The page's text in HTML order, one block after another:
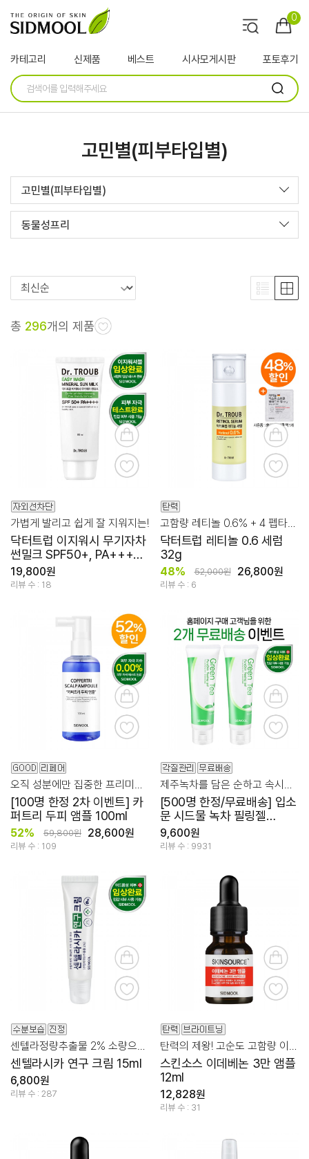
0
카테고리 신제품 베스트 시사모게시판 포토후기
고민별(피부타입별)
고민별(피부타입별)
동물성프리
총 296개의 제품
가볍게 발리고 쉽게 잘 지워지는!
닥터트럽 이지워시 무기자차
썬밀크 SPF50+, PA++++
80ml
19,800원
리뷰 수 : 18
고함량 레티놀 0.6% + 4 펩타이드의 조합!
닥터트럽 레티놀 0.6 세럼
32g
48% 52,000원 26,800원
리뷰 수 : 6
[100명 한정 2차 이벤트] 카
퍼트리 두피 앰플 100ml
52% 59,800원 28,600원
리뷰 수 : 109
[500명 한정/무료배송] 입소
문 시드물 녹차 필링젤
120ml 2개 묶음
9,600원
리뷰 수 : 9931
센텔라시카 연구 크림 15ml
6,800원
리뷰 수 : 287
스킨소스 이데베논 3만 앰플
12ml
12,828원
리뷰 수 : 31